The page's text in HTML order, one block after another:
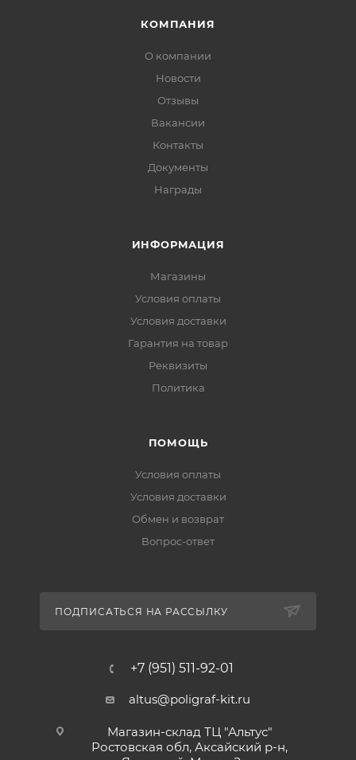
КОМПАНИЯ
О компании
Новости
Отзывы
Вакансии
Контакты
Документы
Награды
ИНФОРМАЦИЯ
Магазины
Условия оплаты
Условия доставки
Гарантия на товар
Реквизиты
Политика
ПОМОЩЬ
Условия оплаты
Условия доставки
Обмен и возврат
Вопрос-ответ
ПОДПИСАТЬСЯ НА РАССЫЛКУ
+7 (951) 511-92-01
altus@poligraf-kit.ru
Магазин-склад ТЦ "Альтус"
Ростовская обл, Аксайский р-н,